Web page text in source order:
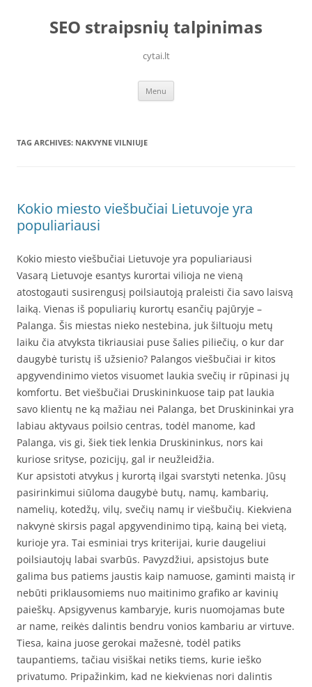
contentSEO straipsnių talpinimas
cytai.lt
Menu
TAG ARCHIVES: NAKVYNE VILNIUJE
Kokio miesto viešbučiai Lietuvoje yra
populiariausi
Kokio miesto viešbučiai Lietuvoje yra populiariausi
Vasarą Lietuvoje esantys kurortai vilioja ne vieną
atostogauti susirengusį poilsiautoją praleisti čia savo laisvą
laiką. Vienas iš populiarių kurortų esančių pajūryje –
Palanga. Šis miestas nieko nestebina, juk šiltuoju metų
laiku čia atvyksta tikriausiai puse šalies piliečių, o kur dar
daugybė turistų iš užsienio? Palangos viešbučiai ir kitos
apgyvendinimo vietos visuomet laukia svečių ir rūpinasi jų
komfortu. Bet viešbučiai Druskininkuose taip pat laukia
savo klientų ne ką mažiau nei Palanga, bet Druskininkai yra
labiau aktyvaus poilsio centras, todėl manome, kad
Palanga, vis gi, šiek tiek lenkia Druskininkus, nors kai
kuriose srityse, pozicijų, gal ir neužleidžia.
Kur apsistoti atvykus į kurortą ilgai svarstyti netenka. Jūsų
pasirinkimui siūloma daugybė butų, namų, kambarių,
namelių, kotedžų, vilų, svečių namų ir viešbučių. Kiekviena
nakvynė skirsis pagal apgyvendinimo tipą, kainą bei vietą,
kurioje yra. Tai esminiai trys kriterijai, kurie daugeliui
poilsiautojų labai svarbūs. Pavyzdžiui, apsistojus bute
galima bus patiems jaustis kaip namuose, gaminti maistą ir
nebūti priklausomiems nuo maitinimo grafiko ar kavinių
paieškų. Apsigyvenus kambaryje, kuris nuomojamas bute
ar name, reikės dalintis bendru vonios kambariu ar virtuve.
Tiesa, kaina juose gerokai mažesnė, todėl patiks
taupantiems, tačiau visiškai netiks tiems, kurie ieško
privatumo. Pripažinkim, kad ne kiekvienas nori dalintis